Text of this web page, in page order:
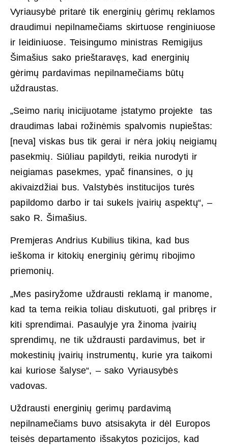
Vyriausybė pritarė tik energinių gėrimų reklamos
draudimui nepilnamečiams skirtuose renginiuose
ir leidiniuose. Teisingumo ministras Remigijus
Šimašius sako prieštaravęs, kad energinių
gėrimų pardavimas nepilnamečiams būtų
uždraustas.
„Seimo narių inicijuotame įstatymo projekte tas
draudimas labai rožinėmis spalvomis nupieštas:
[neva] viskas bus tik gerai ir nėra jokių neigiamų
pasekmių. Siūliau papildyti, reikia nurodyti ir
neigiamas pasekmes, ypač finansines, o jų
akivaizdžiai bus. Valstybės institucijos turės
papildomo darbo ir tai sukels įvairių aspektų“, –
sako R. Šimašius.
Premjeras Andrius Kubilius tikina, kad bus
ieškoma ir kitokių energinių gėrimų ribojimo
priemonių.
„Mes pasiryžome uždrausti reklamą ir manome,
kad ta tema reikia toliau diskutuoti, gal pribręs ir
kiti sprendimai. Pasaulyje yra žinoma įvairių
sprendimų, ne tik uždrausti pardavimus, bet ir
mokestinių įvairių instrumentų, kurie yra taikomi
kai kuriose šalyse“, – sako Vyriausybės
vadovas.
Uždrausti energinių gerimų pardavimą
nepilnamečiams buvo atsisakyta ir dėl Europos
teisės departamento išsakytos pozicijos, kad